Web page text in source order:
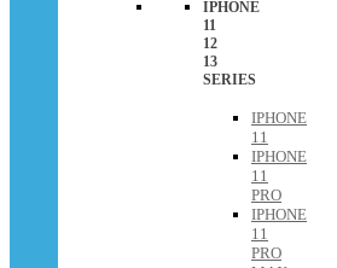
IPHONE
11
12
13
SERIES
IPHONE
11
IPHONE
11
PRO
IPHONE
11
PRO